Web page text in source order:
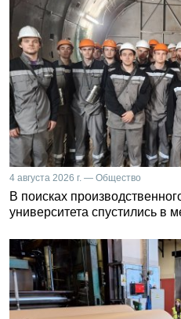
4 августа 2026 г. — Общество
В поисках
университета спустились в